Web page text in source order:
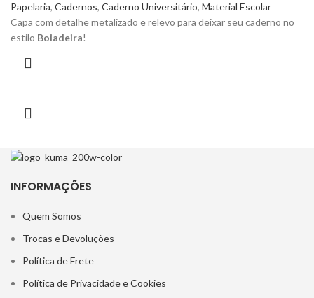
Papelaria, Cadernos, Caderno Universitário, Material Escolar
Capa com detalhe metalizado e relevo para deixar seu caderno no
estilo Boiadeira!
INFORMAÇÕES
Quem Somos
Trocas e Devoluções
Política de Frete
Política de Privacidade e Cookies